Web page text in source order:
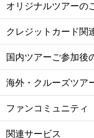
オリジナルツアーの
クレジットカード関
国内ツアーご参加後
海外・クルーズツア
ファンコミュニティ
関連サービス